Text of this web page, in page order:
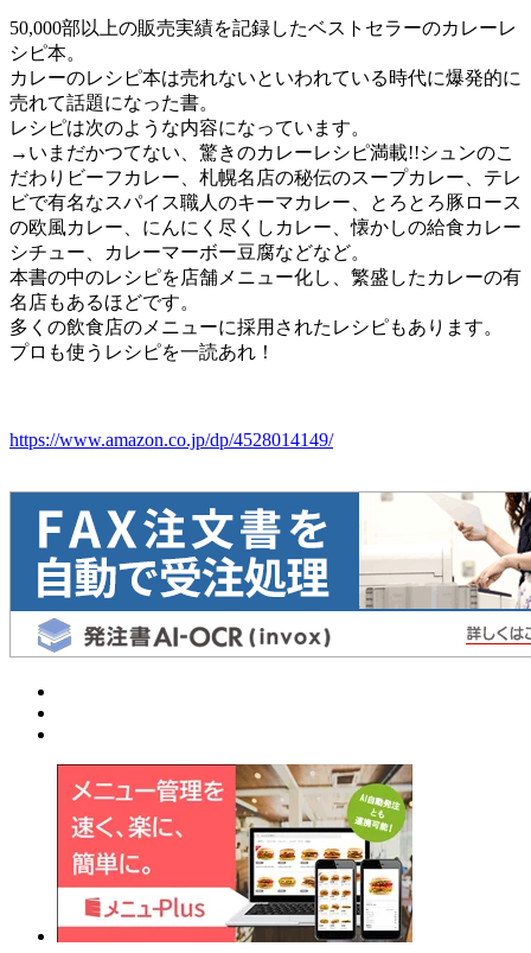
50,000部以上の販売実績を記録したベストセラーのカレーレ
シピ本。
カレーのレシピ本は売れないといわれている時代に爆発的に
売れて話題になった書。
レシピは次のような内容になっています。
→いまだかつてない、驚きのカレーレシピ満載!!シュンのこ
だわりビーフカレー、札幌名店の秘伝のスープカレー、テレ
ビで有名なスパイス職人のキーマカレー、とろとろ豚ロース
の欧風カレー、にんにく尽くしカレー、懐かしの給食カレー
シチュー、カレーマーボー豆腐などなど。
本書の中のレシピを店舗メニュー化し、繁盛したカレーの有
名店もあるほどです。
多くの飲食店のメニューに採用されたレシピもあります。
プロも使うレシピを一読あれ！
https://www.amazon.co.jp/dp/4528014149/